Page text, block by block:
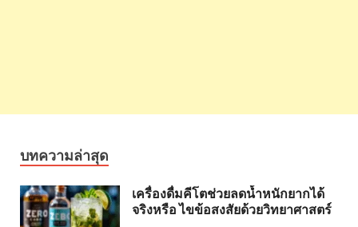
บทความล่าสุด
เครื่องดื่มคีโตช่วยลดน้ำหนักยากได้
จริงหรือ ไขข้อสงสัยด้วยวิทยาศาสตร์